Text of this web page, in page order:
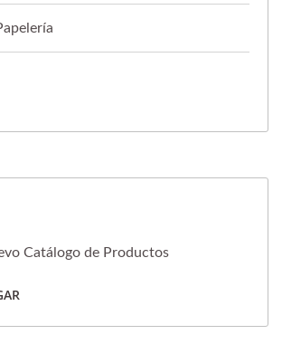
Catálogo de Productos